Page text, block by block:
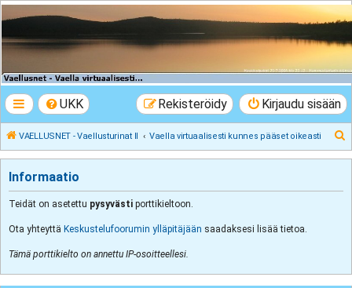
VAELLUSNET -
Vaellusturinat II
UKK Kirjaudu sisään
Rekisteröidy
VAELLUSNET - Vaellusturinat II Vaella virtuaalisesti kunnes pääset oikeasti
Informaatio
Teidät on asetettu pysyvästi porttikieltoon.
Ota yhteyttä Keskustelufoorumin ylläpitäjään saadaksesi lisää tietoa.
Tämä porttikielto on annettu IP-osoitteellesi.